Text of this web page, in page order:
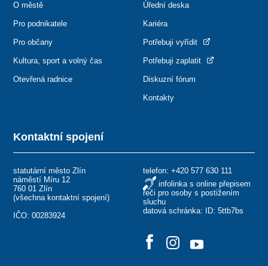
Kontaktní spojení
statutární město Zlín
náměstí Míru 12
760 01 Zlín
(všechna kontaktní spojení)
IČO: 00283924
telefon: +420 577 630 111
infolinka s online přepisem
řeči pro osoby s postižením
sluchu
datová schránka: ID: 5ttb7bs
O městě
Pro podnikatele
Pro občany
Kultura, sport a volný čas
Otevřená radnice
Úřední deska
Kariéra
Potřebuji vyřídit
Potřebuji zaplatit
Diskuzní fórum
Kontakty